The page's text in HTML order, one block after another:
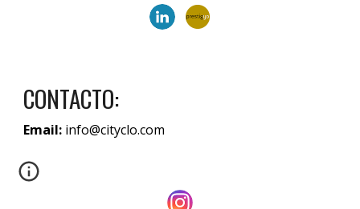
CONTACTO:
Email: info@cityclo.com